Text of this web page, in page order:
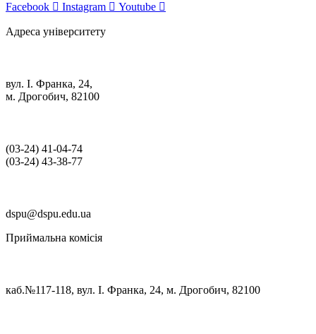
Facebook Instagram Youtube
Адреса університету
вул. І. Франка, 24,
м. Дрогобич, 82100
(03‑24) 41‑04‑74
(03‑24) 43‑38‑77
dspu@dspu.edu.ua
Приймальна комісія
каб.№117-118, вул. І. Франка, 24, м. Дрогобич, 82100